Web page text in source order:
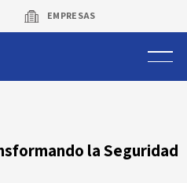
EMPRESAS
alarmas
cámaras
la Seguridad